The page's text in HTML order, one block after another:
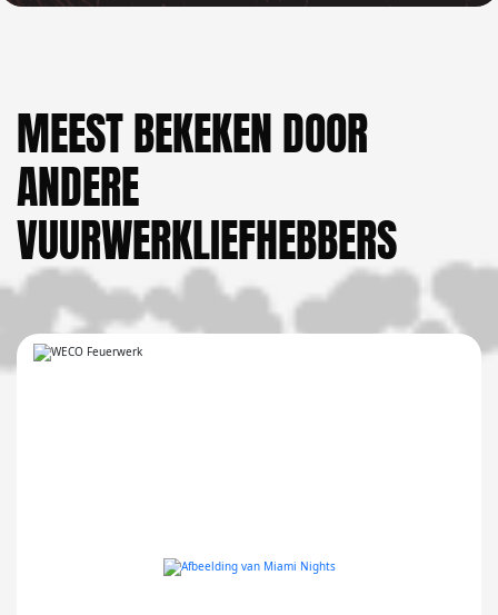
MEEST BEKEKEN DOOR
ANDERE
VUURWERKLIEFHEBBERS